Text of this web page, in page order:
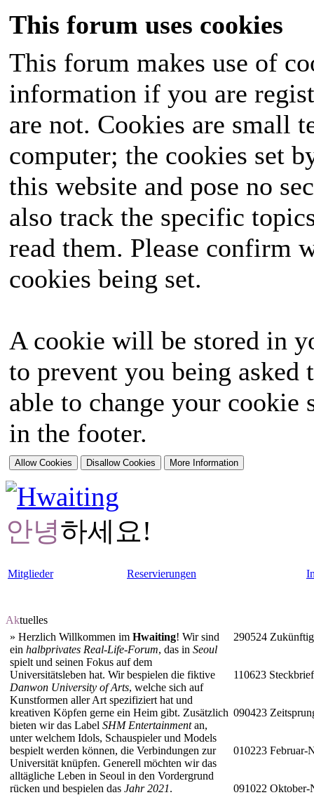
This forum uses cookies
This forum makes use of
information if you are
are not. Cookies are small
computer; the cookies set
this website and pose no
also track the specific
read them. Please confirm
cookies being set.
A cookie will be stored in
to prevent you being
able to change your
in the footer.
안녕하세요!
Mitglieder Reservierungen
Aktuelles
» Herzlich Willkommen im Hwaiting! Wir sind
ein halbprivates Real-Life-Forum, das in Seoul
spielt und seinen Fokus auf dem
Universitätsleben hat. Wir bespielen die fiktive
Danwon University of Arts, welche sich auf
Kunstformen aller Art spezifiziert hat und
kreativen Köpfen gerne ein Heim gibt. Zusätzlich
bieten wir das Label SHM Entertainmentan,
unter welchem Idols, Schauspieler und Models
bespielt werden können, die Verbindungen zur
Universität knüpfen. Generell möchten wir das
alltägliche Leben in Seoul in den Vordergrund
rücken und bespielen das Jahr 2021.
290524
110623
090423
010223 Februar-
091022